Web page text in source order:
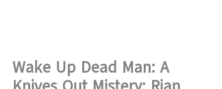
Wake Up Dead Man: A